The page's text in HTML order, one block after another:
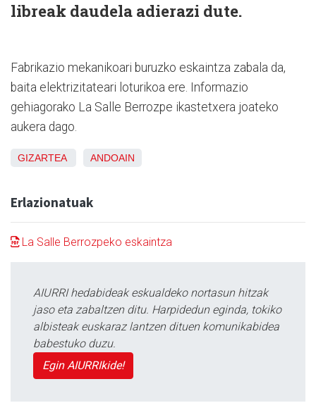
libreak daudela adierazi dute.
Fabrikazio mekanikoari buruzko eskaintza zabala da,
baita elektrizitateari loturikoa ere. Informazio
gehiagorako La Salle Berrozpe ikastetxera joateko
aukera dago.
GIZARTEA ANDOAIN
Erlazionatuak
La Salle Berrozpeko eskaintza
AIURRI hedabideak eskualdeko nortasun hitzak
jaso eta zabaltzen ditu. Harpidedun eginda, tokiko
albisteak euskaraz lantzen dituen komunikabidea
babestuko duzu.
Egin AIURRIkide!